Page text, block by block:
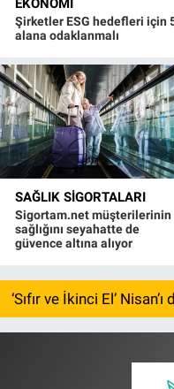
Şirketler ESG hedefleri için
alana odaklanmalı
SAĞLIK SIGORTALARI
Sigortam.net müşterilerinin
sağlığını seyahatte de
güvence altına alıyor
‘Sıfır ve İkinci El’